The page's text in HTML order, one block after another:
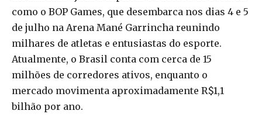
como o BOP Games, que desembarca nos dias 4 e 5
de julho na Arena Mané Garrincha reunindo
milhares de atletas e entusiastas do esporte.
Atualmente, o Brasil conta com cerca de 15
milhões de corredores ativos, enquanto o
mercado movimenta aproximadamente R$1,1
bilhão por ano.